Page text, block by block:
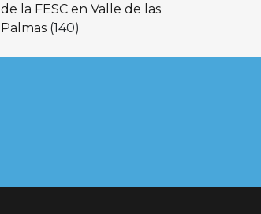
de la FESC en Valle de las
Palmas (140)